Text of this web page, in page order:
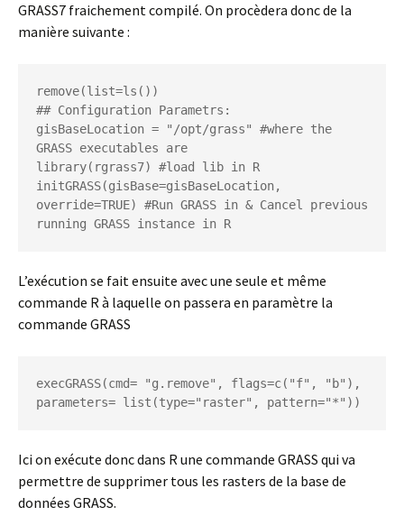
GRASS7 fraichement compilé. On procèdera donc de la
manière suivante :
remove(list=ls())
## Configuration Parametrs:
gisBaseLocation = "/opt/grass" #where the
GRASS executables are
library(rgrass7) #load lib in R
initGRASS(gisBase=gisBaseLocation,
override=TRUE) #Run GRASS in & Cancel previous
running GRASS instance in R
L’exécution se fait ensuite avec une seule et même
commande R à laquelle on passera en paramètre la
commande GRASS
execGRASS(cmd= "g.remove", flags=c("f", "b"),
parameters= list(type="raster", pattern="*"))
Ici on exécute donc dans R une commande GRASS qui va
permettre de supprimer tous les rasters de la base de
données GRASS.